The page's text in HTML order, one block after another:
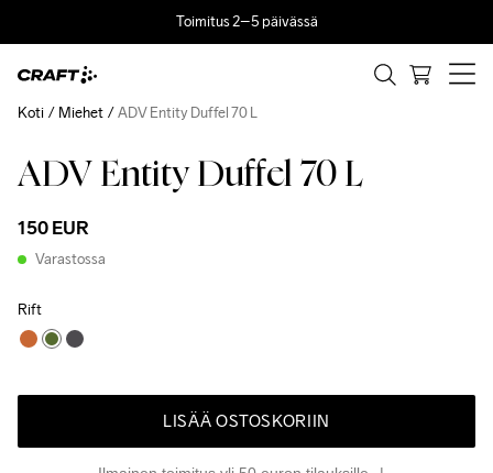
Toimitus 2–5 päivässä
ADV Entity Duffel 70 L
150 EUR
Varastossa
Rift
LISÄÄ OSTOSKORIIN
Koti Miehet ADV Entity Duffel 70 L